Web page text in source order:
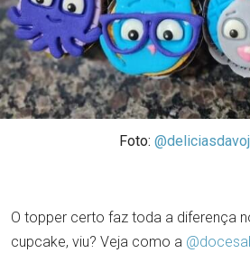
Foto:
O topper certo faz toda a diferença
cupcake, viu? Veja como a